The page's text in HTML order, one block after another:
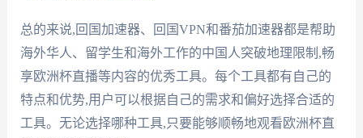
总的来说,回国加速器、回国VPN和番茄加速器都是帮助
海外华人、留学生和海外工作的中国人突破地理限制,畅
享欧洲杯直播等内容的优秀工具。每个工具都有自己的
特点和优势,用户可以根据自己的需求和偏好选择合适的
工具。无论选择哪种工具,只要能够顺畅地观看欧洲杯直